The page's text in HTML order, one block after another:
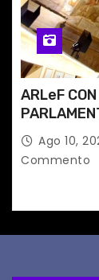
ARLeF
Ago 10,
Commento